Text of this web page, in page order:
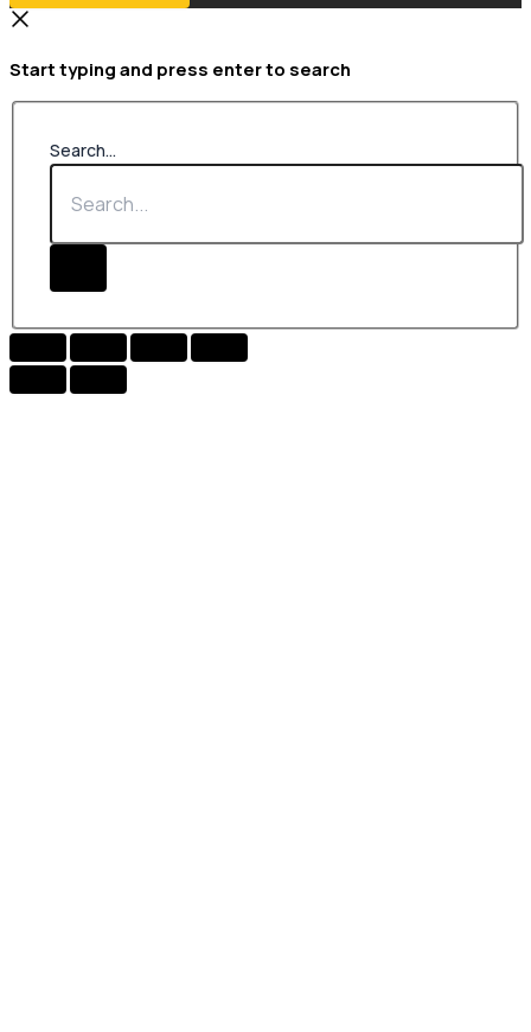
Start typing and press enter to search
Search...